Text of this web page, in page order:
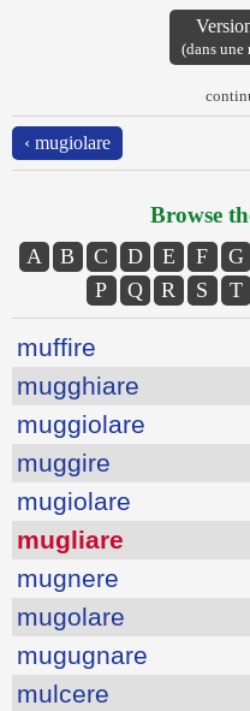
(dans une
‹ mugiolare
Browse
A B C D E F G
P
Q R S T
muffire
mugghiare
muggiolare
muggire
mugiolare
mugliare
mugnere
mugolare
mugugnare
mulcere